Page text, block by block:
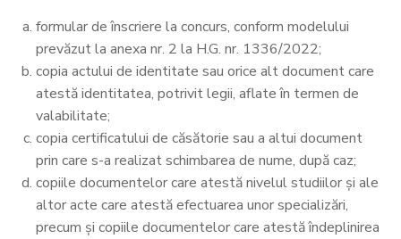
formular de înscriere la concurs, conform modelului
prevăzut la anexa nr. 2 la H.G. nr. 1336/2022;
copia actului de identitate sau orice alt document care
atestă identitatea, potrivit legii, aflate în termen de
valabilitate;
copia certificatului de căsătorie sau a altui document
prin care s-a realizat schimbarea de nume, după caz;
copiile documentelor care atestă nivelul studiilor şi ale
altor acte care atestă efectuarea unor specializări,
precum şi copiile documentelor care atestă îndeplinirea